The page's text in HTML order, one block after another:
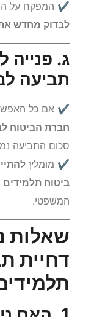
על הביטוח
✔ המפקח על
לבדוק מחדש
ג. פנייה
תביעה
✔ אם כל
חברת הביטוח
סכום התביעה
✔ מומלץ
ביטוח תלמידים
המשפטי.
שאלות
דחיית